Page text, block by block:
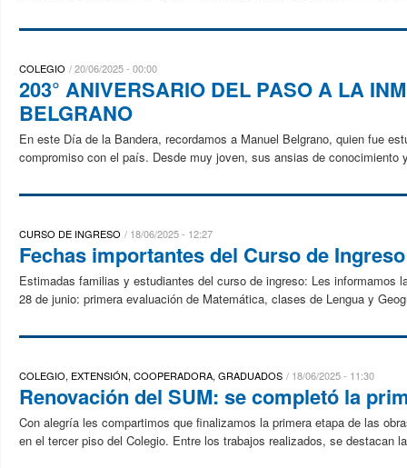
COLEGIO 20/06/2025 - 00:00
203° ANIVERSARIO DEL PASO A LA
BELGRANO
En este Día de la Bandera, recordamos a Manuel Belgrano, quien fue
compromiso con el país. Desde muy joven, sus ansias de conocimiento
CURSO DE INGRESO 18/06/2025 - 12:27
Fechas importantes del Curso de
Estimadas familias y estudiantes del curso de ingreso: Les
28 de junio: primera evaluación de Matemática, clases de Lengua y
COLEGIO, EXTENSIÓN, COOPERADORA, GRADUADOS 18/06/2025 - 11:30
Renovación del SUM: se completó la
Con alegría les compartimos que finalizamos la primera etapa de las
en el tercer piso del Colegio. Entre los trabajos realizados, se destacan